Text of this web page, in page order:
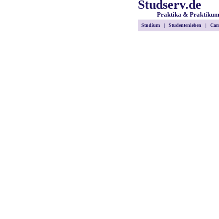
Studserv.de
Praktika & Praktikum
Studium | Studentenleben |